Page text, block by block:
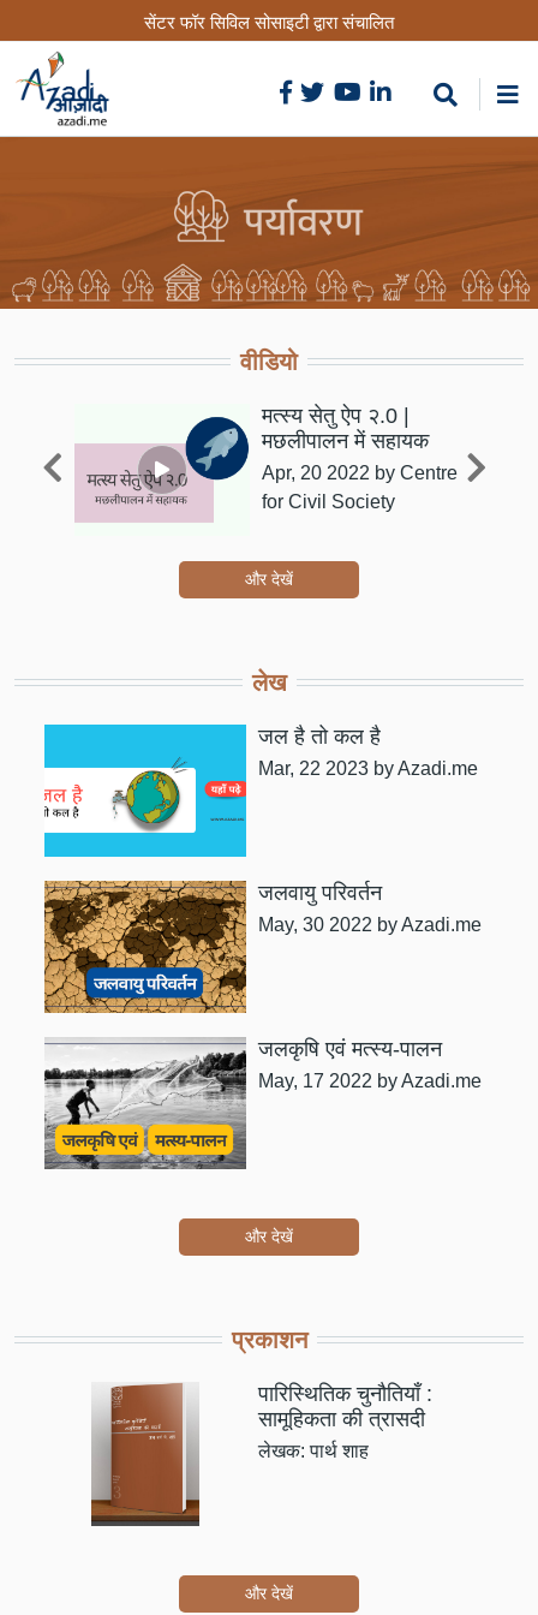
to
content
सेंटर फॉर सिविल सोसाइटी द्वारा संचालित
वीडियो
मत्स्य सेतु ऐप २.0 |
मछलीपालन में सहायक
Apr, 20 2022 by Centre
for Civil Society
और देखें
लेख
जल है तो कल है
Mar, 22 2023 by Azadi.me
जलवायु परिवर्तन
May, 30 2022 by Azadi.me
जलकृषि एवं मत्स्य-पालन
May, 17 2022 by Azadi.me
और देखें
प्रकाशन
पारिस्थितिक चुनौतियाँ :
सामूहिकता की त्रासदी
लेखक: पार्थ शाह
और देखें